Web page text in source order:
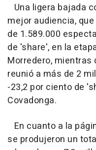
Una ligera bajada
mejor audiencia,
de 1.589.000
de 'share', en la
Morredero, mientras
reunió a más de 2
-23,2 por ciento de
Covadonga.
En cuanto a la
se produjeron un